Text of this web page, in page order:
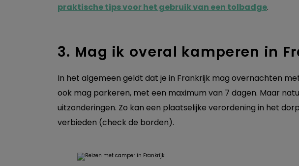
praktische tips voor het gebruik van een tolbadge.
3. Mag ik overal kamperen in
In het algemeen geldt dat je in Frankrijk mag overnachten
ook mag parkeren, met een maximum van 7 dagen. Maar
uitzonderingen. Zo kan een plaatselijke verordening in het
verbieden (check de borden).